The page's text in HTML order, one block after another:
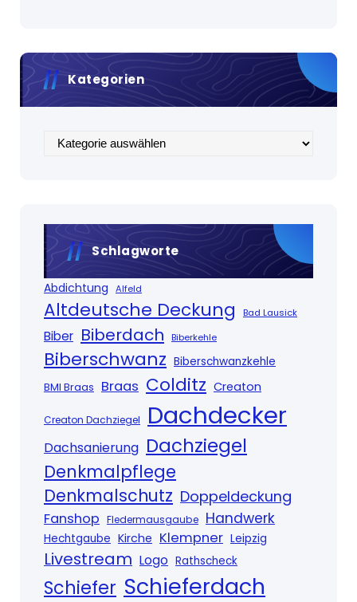
Kategorien
Kategorien
Schlagworte
Abdichtung Alfeld
Altdeutsche Deckung Bad Lausick
Biber Biberdach Biberkehle
Biberschwanz Biberschwanzkehle
BMI Braas Braas Colditz Creaton
Creaton Dachziegel Dachdecker
Dachsanierung Dachziegel
Denkmalpflege
Denkmalschutz Doppeldeckung
Fanshop Fledermausgaube Handwerk
Hechtgaube Kirche Klempner Leipzig
Livestream Logo Rathscheck
Schiefer Schieferdach